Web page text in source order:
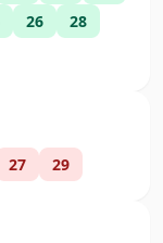
26
28
27 29